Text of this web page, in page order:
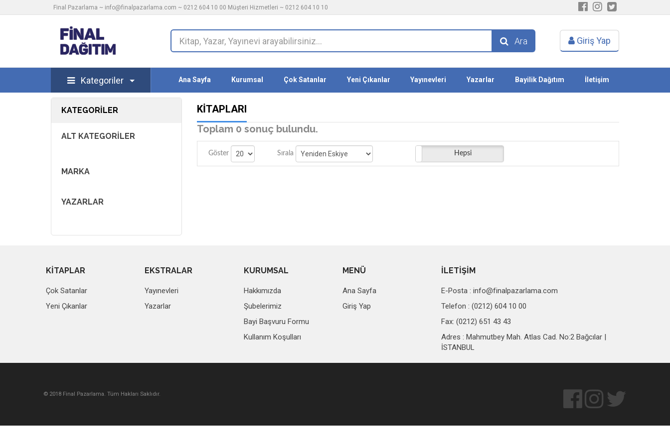
Final Pazarlama ~ info@finalpazarlama.com ~ 0212 604 10 00 Müşteri Hizmetleri ~ 0212 604 10 10
Ara Giriş Yap
Kategoriler Ana Sayfa Kurumsal Çok Satanlar Yeni Çıkanlar Yayınevleri Yazarlar Bayilik Dağıtım İletişim
KATEGORILER
ALT KATEGORILER
MARKA
YAZARLAR
KITAPLARI
Toplam 0 sonuç bulundu.
Göster Sırala Stoktakiler Hepsi
KİTAPLAR
Çok Satanlar
Yeni Çıkanlar
EKSTRALAR
Yayınevleri
Yazarlar
KURUMSAL
Hakkımızda
Şubelerimiz
Bayi Başvuru Formu
Kullanım Koşulları
MENÜ
Ana Sayfa
Giriş Yap
İLETİŞİM
E-Posta :info@finalpazarlama.com
Telefon : (0212) 604 10 00
Fax: (0212) 651 43 43
Adres : Mahmutbey Mah. Atlas Cad. No:2 Bağcılar |
İSTANBUL
© 2018 Final Pazarlama. Tüm Hakları Saklıdır.